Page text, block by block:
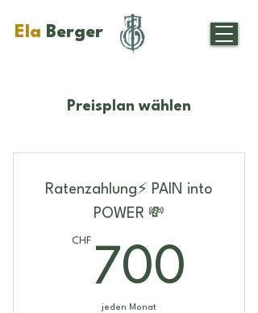
Ela Berger
Preisplan wählen
Ratenzahlung⚡️ PAIN into
POWER 💸
CHF
700
jeden Monat